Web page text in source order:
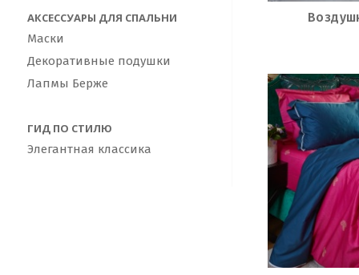
АКСЕССУАРЫ ДЛЯ СПАЛЬНИ
Маски
Декоративные подушки
Лапмы Берже
ГИД ПО СТИЛЮ
Элегантная классика